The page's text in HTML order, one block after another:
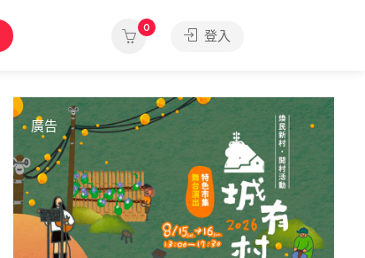
0
登入
廣告